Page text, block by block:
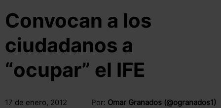
Convocan a los
ciudadanos a
“ocupar” el IFE
17 de enero, 2012 Por: Omar Granados (@ogranados1)